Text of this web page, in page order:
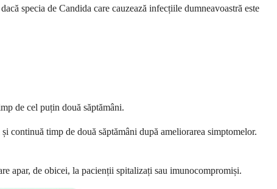
specia de Candida care cauzează infecțiile dumneavoastră este
de cel puțin două săptămâni.
continuă timp de două săptămâni după ameliorarea simptomelor.
apar, de obicei, la pacienții spitalizați sau imunocompromiși.